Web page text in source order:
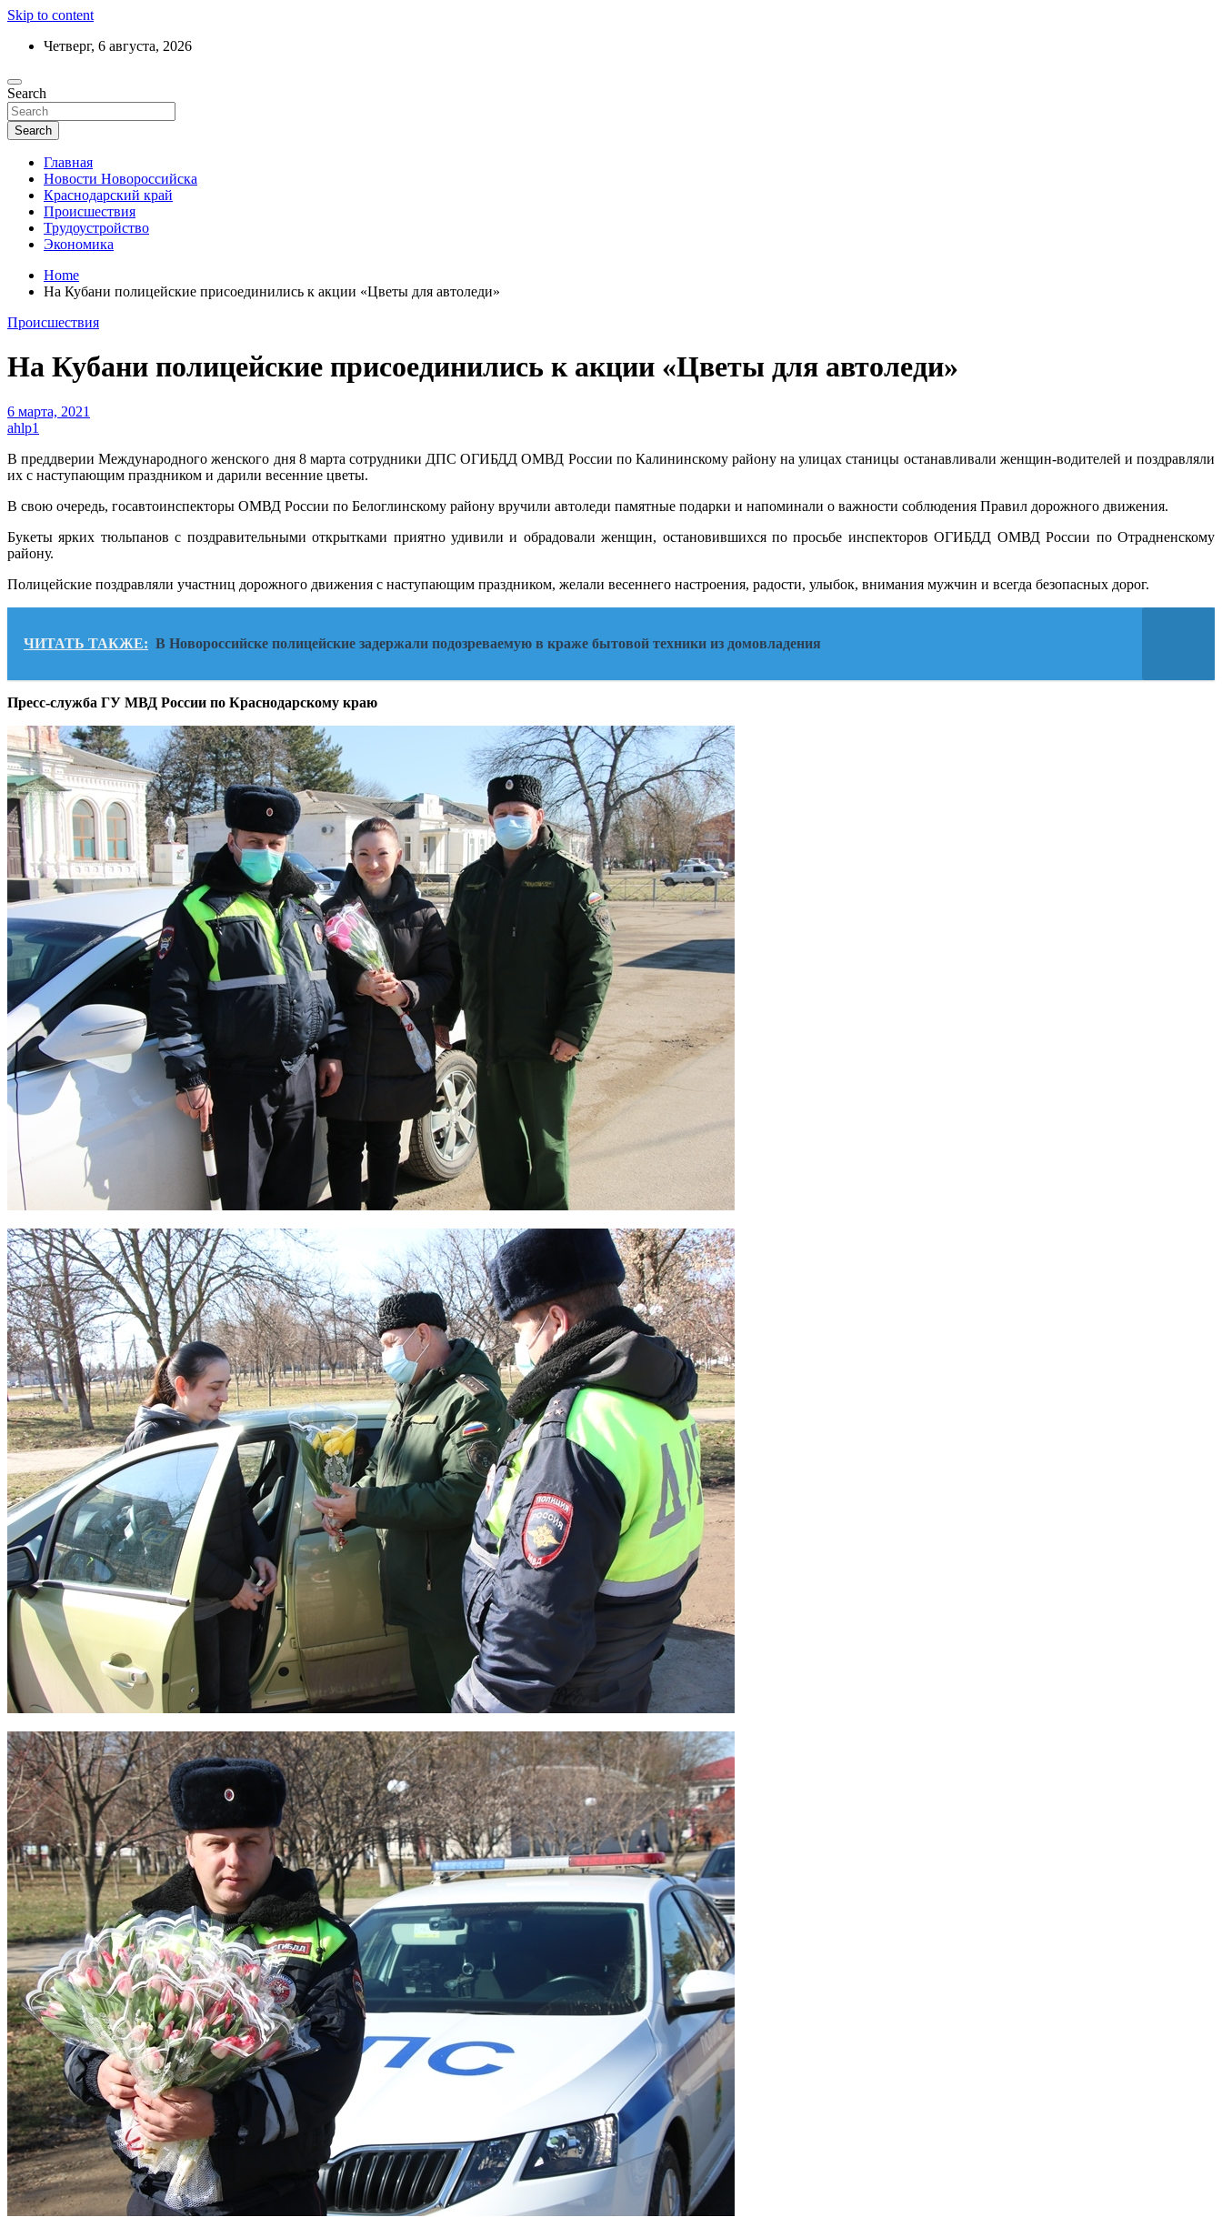
Skip to content
Четверг, 6 августа, 2026
Актуальные новости Новороссийска и Краснодарского края
Ежедневный дайджест событий региона
Search
Search
Главная
Новости Новороссийска
Краснодарский край
Происшествия
Трудоустройство
Экономика
Home
На Кубани полицейские присоединились к акции «Цветы для автоледи»
Происшествия
На Кубани полицейские присоединились к акции «Цветы для автоледи»
6 марта, 2021
ahlp1
В преддверии Международного женского дня 8 марта сотрудники ДПС ОГИБДД ОМВД России по Калининскому району на улицах станицы останавливали женщин-водителей и поздравляли
их с наступающим праздником и дарили весенние цветы.
В свою очередь, госавтоинспекторы ОМВД России по Белоглинскому району вручили автоледи памятные подарки и напоминали о важности соблюдения Правил дорожного движения.
Букеты ярких тюльпанов с поздравительными открытками приятно удивили и обрадовали женщин, остановившихся по просьбе инспекторов ОГИБДД ОМВД России по Отрадненскому
району.
Полицейские поздравляли участниц дорожного движения с наступающим праздником, желали весеннего настроения, радости, улыбок, внимания мужчин и всегда безопасных дорог.
ЧИТАТЬ ТАКЖЕ: В Новороссийске полицейские задержали подозреваемую в краже бытовой техники из домовладения
Пресс-служба ГУ МВД России по Краснодарскому краю